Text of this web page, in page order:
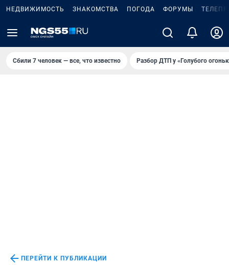
НЕДВИЖИМОСТЬ ЗНАКОМСТВА ПОГОДА ФОРУМЫ
Сбили 7 человек — все, что известно Разбор ДТП у «Голубого
ПЕРЕЙТИ К ПУБЛИКАЦИИ